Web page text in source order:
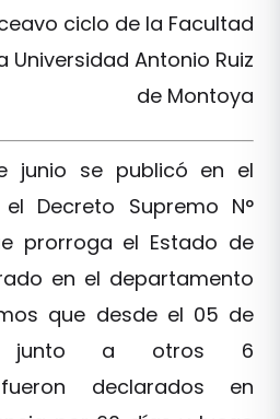
ciclo de la Facultad
Universidad Antonio Ruiz
de Montoya
junio se publicó en el
Decreto Supremo N°
prorroga el Estado de
en el departamento
que desde el 05 de
junto a otros 6
declarados en